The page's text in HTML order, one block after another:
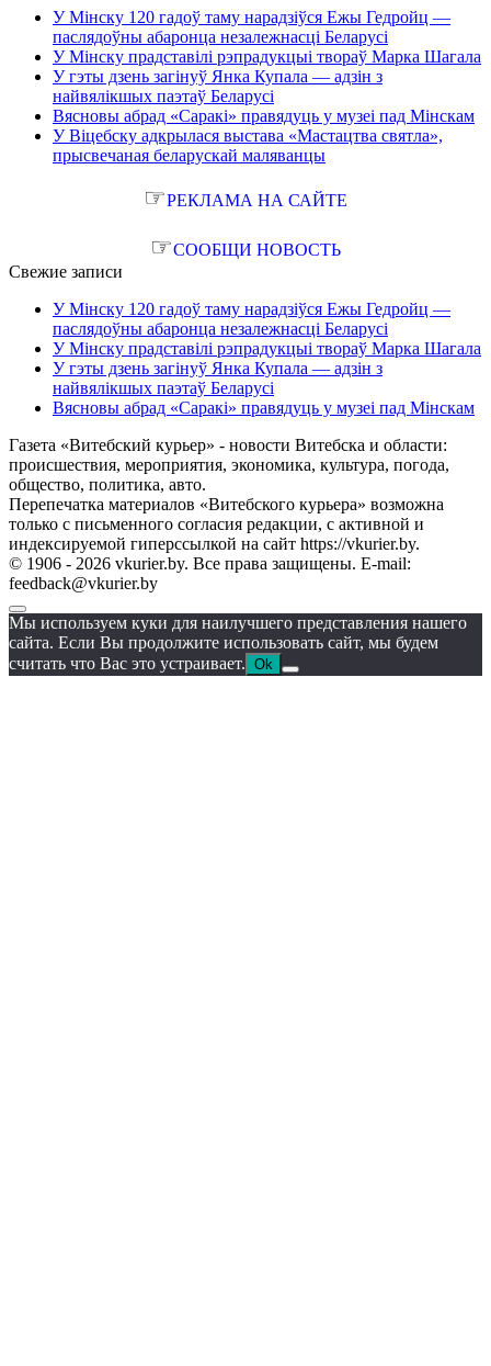
У Мінску 120 гадоў таму нарадзіўся Ежы Гедройц —
паслядоўны абаронца незалежнасці Беларусі
У Мінску прадставілі рэпрадукцыі твораў Марка Шагала
У гэты дзень загінуў Янка Купала — адзін з
найвялікшых паэтаў Беларусі
Вясновы абрад «Саракі» правядуць у музеі пад Мінскам
У Віцебску адкрылася выстава «Мастацтва святла»,
прысвечаная беларускай маляванцы
☞РЕКЛАМА НА САЙТЕ
☞СООБЩИ НОВОСТЬ
Свежие записи
У Мінску 120 гадоў таму нарадзіўся Ежы Гедройц —
паслядоўны абаронца незалежнасці Беларусі
У Мінску прадставілі рэпрадукцыі твораў Марка Шагала
У гэты дзень загінуў Янка Купала — адзін з
найвялікшых паэтаў Беларусі
Вясновы абрад «Саракі» правядуць у музеі пад Мінскам
Газета «Витебский курьер» - новости Витебска и области:
происшествия, мероприятия, экономика, культура, погода,
общество, политика, авто.
Перепечатка материалов «Витебского курьера» возможна
только с письменного согласия редакции, с активной и
индексируемой гиперссылкой на сайт https://vkurier.by.
© 1906 - 2026 vkurier.by. Все права защищены. E-mail:
feedback@vkurier.by
Мы используем куки для наилучшего представления нашего
сайта. Если Вы продолжите использовать сайт, мы будем
считать что Вас это устраивает. Ok